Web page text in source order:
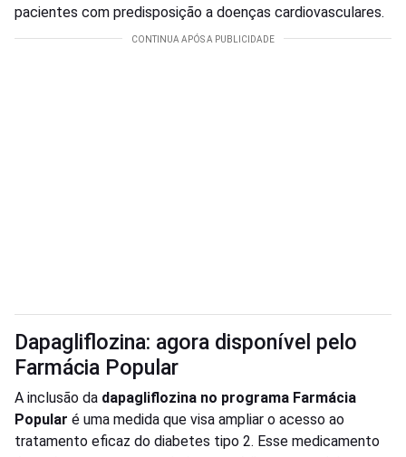
pacientes com predisposição a doenças cardiovasculares.
Dapagliflozina: agora disponível pelo
Farmácia Popular
A inclusão da dapagliflozina no programa Farmácia
Popular é uma medida que visa ampliar o acesso ao
tratamento eficaz do diabetes tipo 2. Esse medicamento